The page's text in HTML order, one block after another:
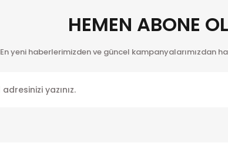
HEMEN ABONE
En yeni haberlerimizden ve güncel kampanyalarımızdan